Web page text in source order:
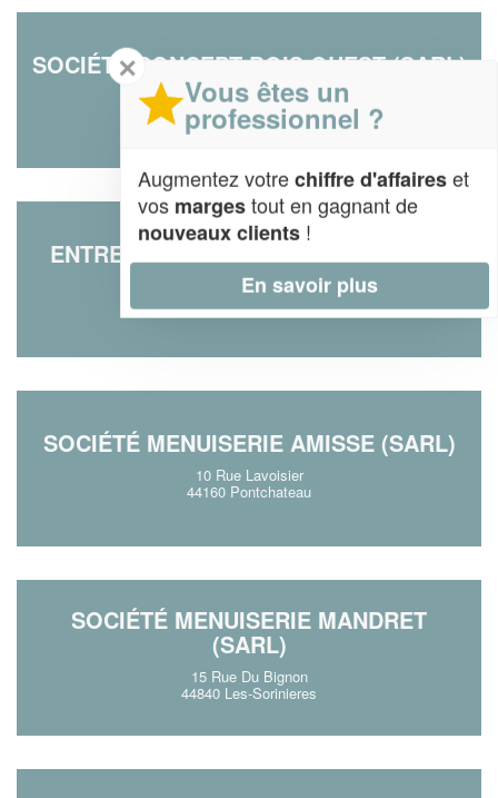
SOCIÉTÉ CONCEPT BOIS OUEST (SARL)
Allee De La Roseraie
44850 Le-Cellier
ENTREPRISE DT MENUISERIE (SARL)
5 Rue De La Clemenciere
SOCIÉTÉ MENUISERIE AMISSE (SARL)
10 Rue Lavoisier
44160 Pontchateau
SOCIÉTÉ MENUISERIE MANDRET
(SARL)
15 Rue Du Bignon
44840 Les-Sorinieres
✕
Vous êtes un
professionnel ?
Augmentez votrechiffre d'affaireset
vos margestout en gagnant de
nouveaux clients !
En savoir plus